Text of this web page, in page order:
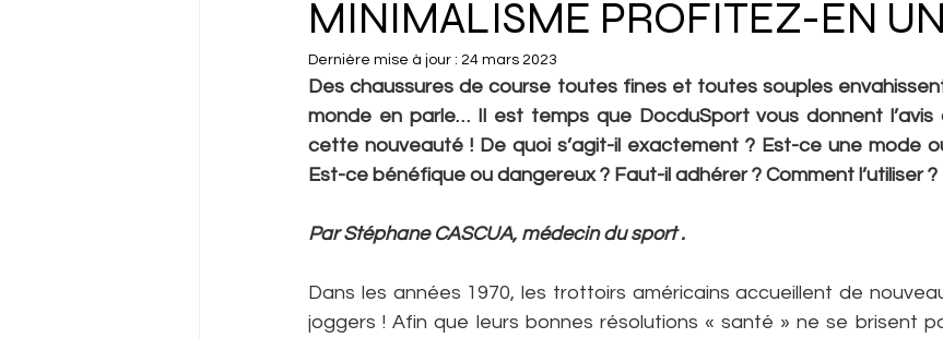
MINIMALISME PROFITEZ-EN
Dernière mise à jour : 24 mars 2023
Des chaussures de course toutes fines et toutes souples
monde en parle… Il est temps que DocduSport vous donnent
cette nouveauté ! De quoi s’agit-il exactement ? Est-ce une mode
Est-ce bénéfique ou dangereux ? Faut-il adhérer ? Comment l’utiliser ?
Par Stéphane CASCUA, médecin du sport .
Dans les années 1970, les trottoirs américains accueillent de
joggers ! Afin que leurs bonnes résolutions « santé » ne se brisent